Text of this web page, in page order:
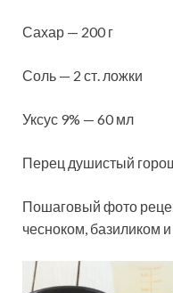
Сахар — 200 г
Соль — 2 ст. ложки
Уксус 9% — 60 мл
Перец душистый
Пошаговый фото
чесноком, базиликом